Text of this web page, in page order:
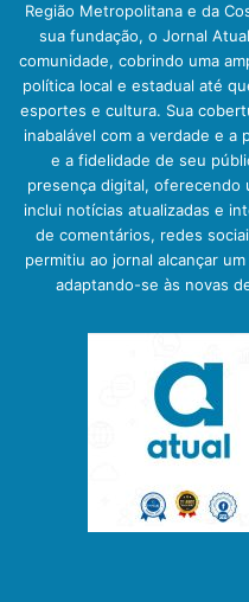
Região Metropolitana e da
sua fundação, o Jornal
comunidade, cobrindo uma
política local e estadual até
esportes e cultura. Sua
inabalável com a verdade e a
e a fidelidade de seu
presença digital, oferecendo
inclui notícias atualizadas e
de comentários, redes
permitiu ao jornal alcançar
adaptando-se às novas